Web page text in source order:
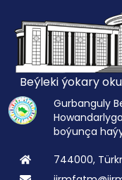
Beýleki ýokary
Gurbanguly
boýunça
744000,